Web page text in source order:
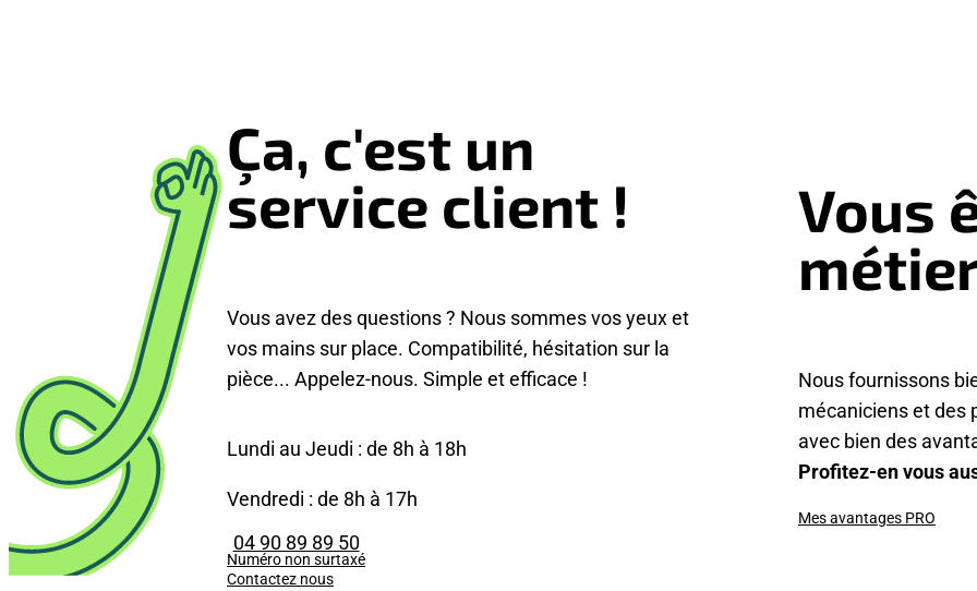
Ça, c'est un
service client !
Vous avez des questions ? Nous sommes vos yeux et
vos mains sur place. Compatibilité, hésitation sur la
pièce... Appelez-nous. Simple et efficace !
Lundi au Jeudi : de 8h à 18h
Vendredi : de 8h à 17h
04 90 89 89 50
Numéro non surtaxé
Contactez nous
Vous
Nous fournissons
mécaniciens et des
avec bien des
Profitez-en vous
Mes avantages PRO